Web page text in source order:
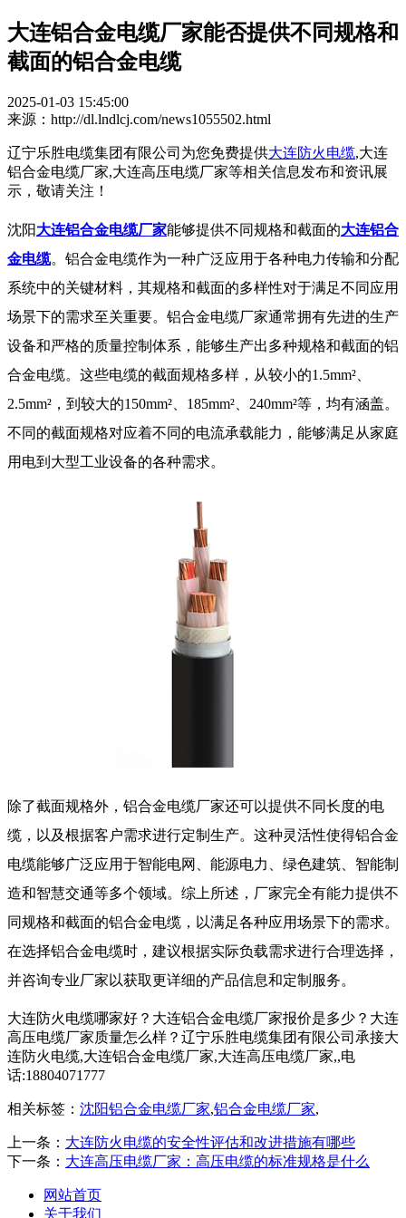
大连铝合金电缆厂家能否提供不同规格和
截面的铝合金电缆
2025-01-03 15:45:00
来源：http://dl.lndlcj.com/news1055502.html
辽宁乐胜电缆集团有限公司为您免费提供大连防火电缆,大连
铝合金电缆厂家,大连高压电缆厂家等相关信息发布和资讯展
示，敬请关注！
沈阳大连铝合金电缆厂家能够提供不同规格和截面的大连铝合
金电缆。铝合金电缆作为一种广泛应用于各种电力传输和分配
系统中的关键材料，其规格和截面的多样性对于满足不同应用
场景下的需求至关重要。 铝合金电缆厂家通常拥有先进的生产
设备和严格的质量控制体系，能够生产出多种规格和截面的铝
合金电缆。这些电缆的截面规格多样，从较小的1.5mm²、
2.5mm²，到较大的150mm²、185mm²、240mm²等，均有涵盖。
不同的截面规格对应着不同的电流承载能力，能够满足从家庭
用电到大型工业设备的各种需求。
除了截面规格外， 铝合金电缆厂家还可以提供不同长度的电
缆，以及根据客户需求进行定制生产。这种灵活性使得铝合金
电缆能够广泛应用于智能电网、能源电力、绿色建筑、智能制
造和智慧交通等多个领域。综上所述，厂家完全有能力提供不
同规格和截面的铝合金电缆，以满足各种应用场景下的需求。
在选择铝合金电缆时，建议根据实际负载需求进行合理选择，
并咨询专业厂家以获取更详细的产品信息和定制服务。
大连防火电缆哪家好？大连铝合金电缆厂家报价是多少？大连
高压电缆厂家质量怎么样？辽宁乐胜电缆集团有限公司承接大
连防火电缆,大连铝合金电缆厂家,大连高压电缆厂家,,电
话:18804071777
相关标签： 沈阳铝合金电缆厂家,铝合金电缆厂家,
上一条： 大连防火电缆的安全性评估和改进措施有哪些
下一条： 大连高压电缆厂家：高压电缆的标准规格是什么
网站首页
关于我们